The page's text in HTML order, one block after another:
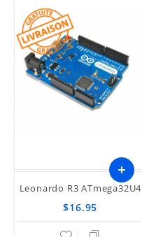
Leonardo R3 ATmega32U4
$16.95